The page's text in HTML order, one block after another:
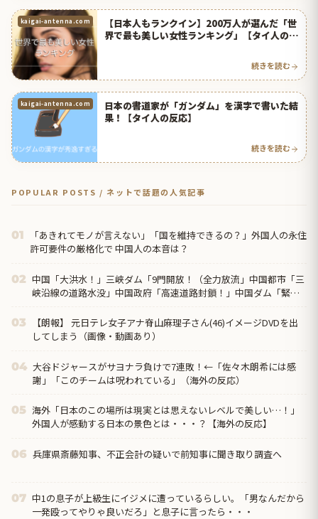
kaigai-antenna.com
【日本人もランクイン】200万人が選んだ「世
界で最も美しい女性ランキング」【タイ人の反
続きを読む
kaigai-antenna.com
日本の書道家が「ガンダム」を漢字で書いた結
果！【タイ人の反応】
続きを読む
POPULAR POSTS / ネットで話題の人気記事
01
「あきれてモノが言えない」「国を維持できるの？」外国人の永住
許可要件の厳格化で 中国人の本音は？
02 中国「大洪水！」三峡ダム「9門開放！（全力放流」中国都市「三
峡沿線の道路水没」中国政府「高速道路封鎖！」中国ダム「緊急
03
【朗報】 元日テレ女子アナ脊山麻理子さん(46)イメージDVDを出
してしまう（画像・動画あり）
04 大谷ドジャースがサヨナラ負けで7連敗！←「佐々木朗希には感
謝」「このチームは呪われている」（海外の反応）
05 海外「日本のこの場所は現実とは思えないレベルで美しい…！」
外国人が感動する日本の景色とは・・・？【海外の反応】
06 兵庫県斎藤知事、不正会計の疑いで前知事に聞き取り調査へ
07 中1の息子が上級生にイジメに遭っているらしい。「男なんだから
一発殴ってやりゃ良いだろ」と息子に言ったら・・・